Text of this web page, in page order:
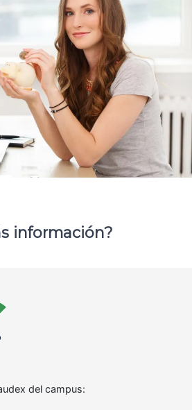
información?
del campus: